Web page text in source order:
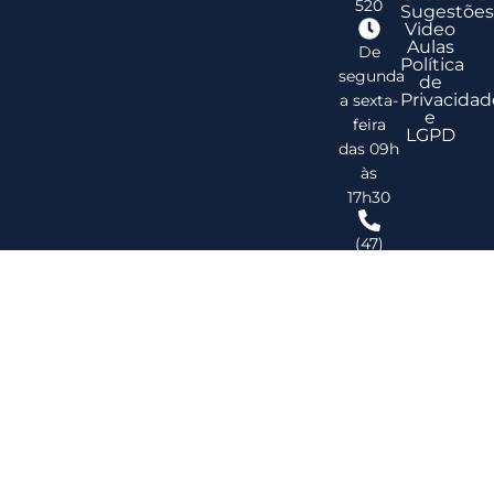
520
De
segunda
a sexta-
feira
das 09h
às
17h30
(47)
Sugestões
Video
Aulas
Política
de
e
LGPD